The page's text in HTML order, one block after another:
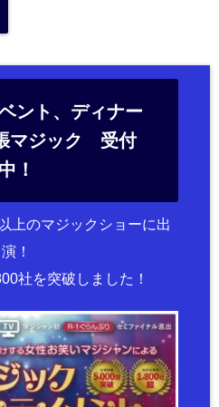
ント、ディナー
マジック 受付
中！
上のマジックショーに出
演！
社を突破しました！